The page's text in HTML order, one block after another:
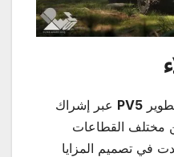
PV5 عبر إشراك
من مختلف القطاعات
في تصميم المزايا